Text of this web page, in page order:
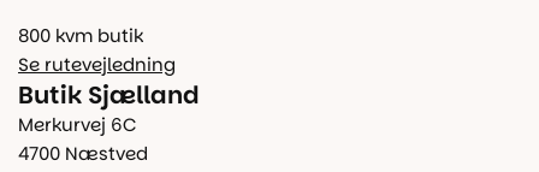
800 kvm butik
Se rutevejledning
Butik Sjælland
Merkurvej 6C
4700 Næstved